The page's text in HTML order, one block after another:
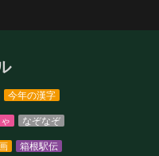
今年の漢字
なぞなぞ
箱根駅伝